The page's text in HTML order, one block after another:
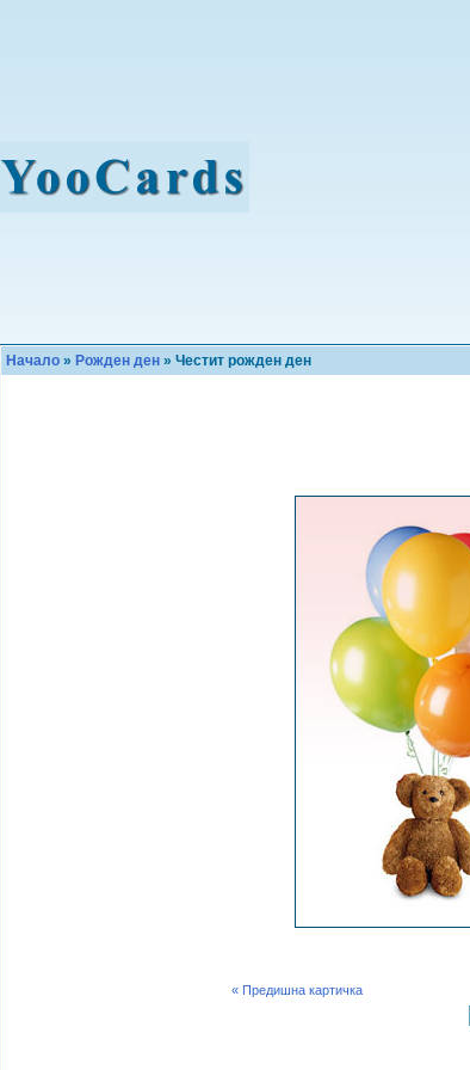
Начало » Рожден ден » Честит рожден ден
« Предишна картичка